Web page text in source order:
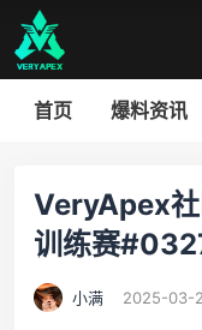
首页 爆料资讯
VeryApex
训练赛
小满 2025-03-